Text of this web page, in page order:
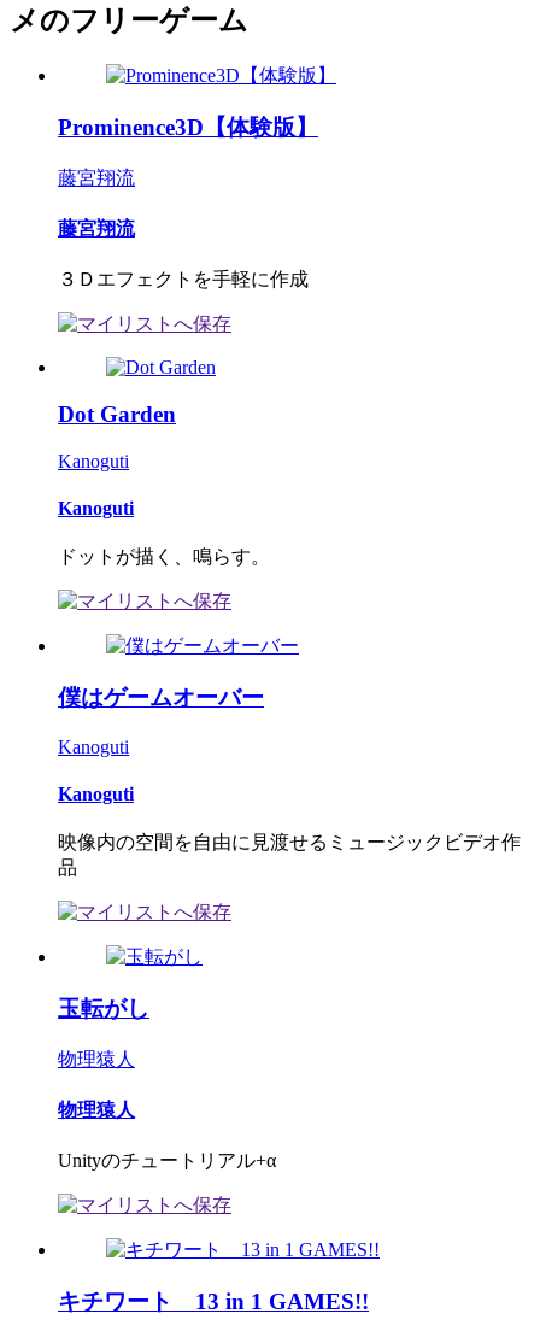
メのフリーゲーム
Prominence3D【体験版】
藤宮翔流
藤宮翔流
３Ｄエフェクトを手軽に作成
Dot Garden
Kanoguti
Kanoguti
ドットが描く、鳴らす。
僕はゲームオーバー
Kanoguti
Kanoguti
映像内の空間を自由に見渡せるミュージックビデオ作
品
玉転がし
物理猿人
物理猿人
Unityのチュートリアル+α
キチワート 13 in 1 GAMES!!